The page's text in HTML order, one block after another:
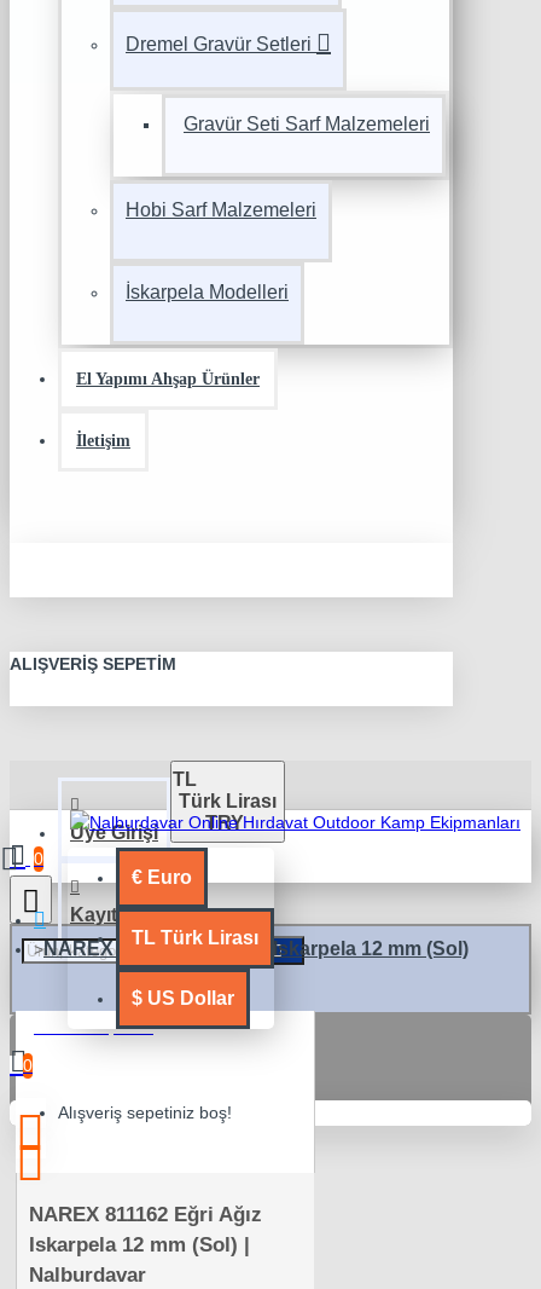
Dremel Gravür Setleri
Gravür Seti Sarf Malzemeleri
Hobi Sarf Malzemeleri
İskarpela Modelleri
El Yapımı Ahşap Ürünler
İletişim
ALIŞVERIŞ SEPETIM
Üye Girişi
Kayıt Ol
TL
Türk Lirası
TRY
€ Euro
TL Türk Lirası
$ US Dollar
0
0 ürün - 0,00TL
0
Alışveriş sepetiniz boş!
NAREX 811162 Eğri Ağız Iskarpela 12 mm (Sol)
NAREX 811162 Eğri Ağız
Iskarpela 12 mm (Sol) |
Nalburdavar